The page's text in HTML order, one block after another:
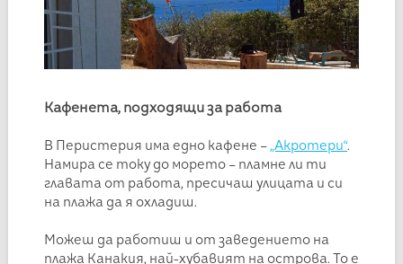
Кафенета, подходящи за работа
В Перистерия има едно кафене –„Акротери“.
Намира се току до морето – пламне ли ти
главата от работа, пресичаш улицата и си
на плажа да я охладиш.
Можеш да работиш и от заведението на
плажа Канакия, най-хубавият на острова. То е